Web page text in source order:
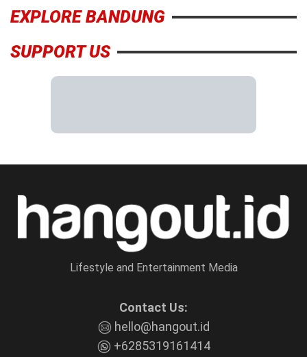
EXPLORE BANDUNG
SUPPORT US
Lifestyle and Entertainment Media
Contact Us:
hello@hangout.id
+6285319161414